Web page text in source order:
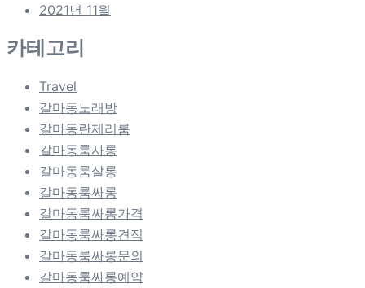
2021년 11월
카테고리
Travel
갈마동노래방
갈마동란제리룸
갈마동룸사롱
갈마동룸살롱
갈마동룸싸롱
갈마동룸싸롱가격
갈마동룸싸롱견적
갈마동룸싸롱문의
갈마동룸싸롱예약